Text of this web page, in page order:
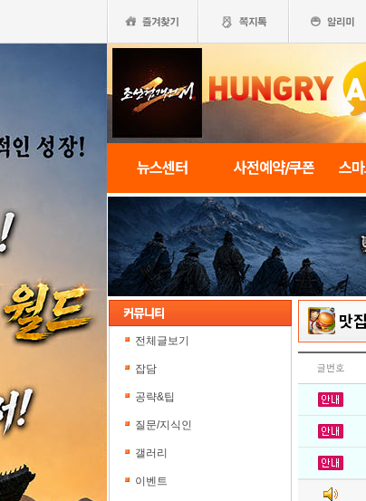
뉴스센터 사전예약/쿠폰 스
전체글보기
잡담
공략&팁
질문/지식인
갤러리
이벤트
맛
글번호